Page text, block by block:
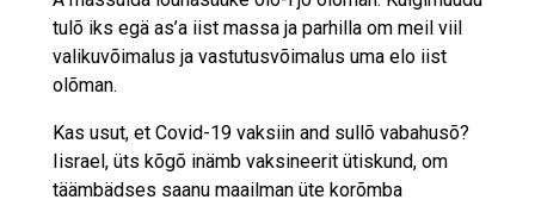
tulõ iks egä as’a iist massa ja parhilla om meil viil
valikuvõimalus ja vastutusvõimalus uma elo iist
olõman.
Kas usut, et Covid-19 vaksiin and sullõ vabahusõ?
Iisrael, üts kõgõ inämb vaksineerit ütiskund, om
täämbädses saanu maailman üte korõmba